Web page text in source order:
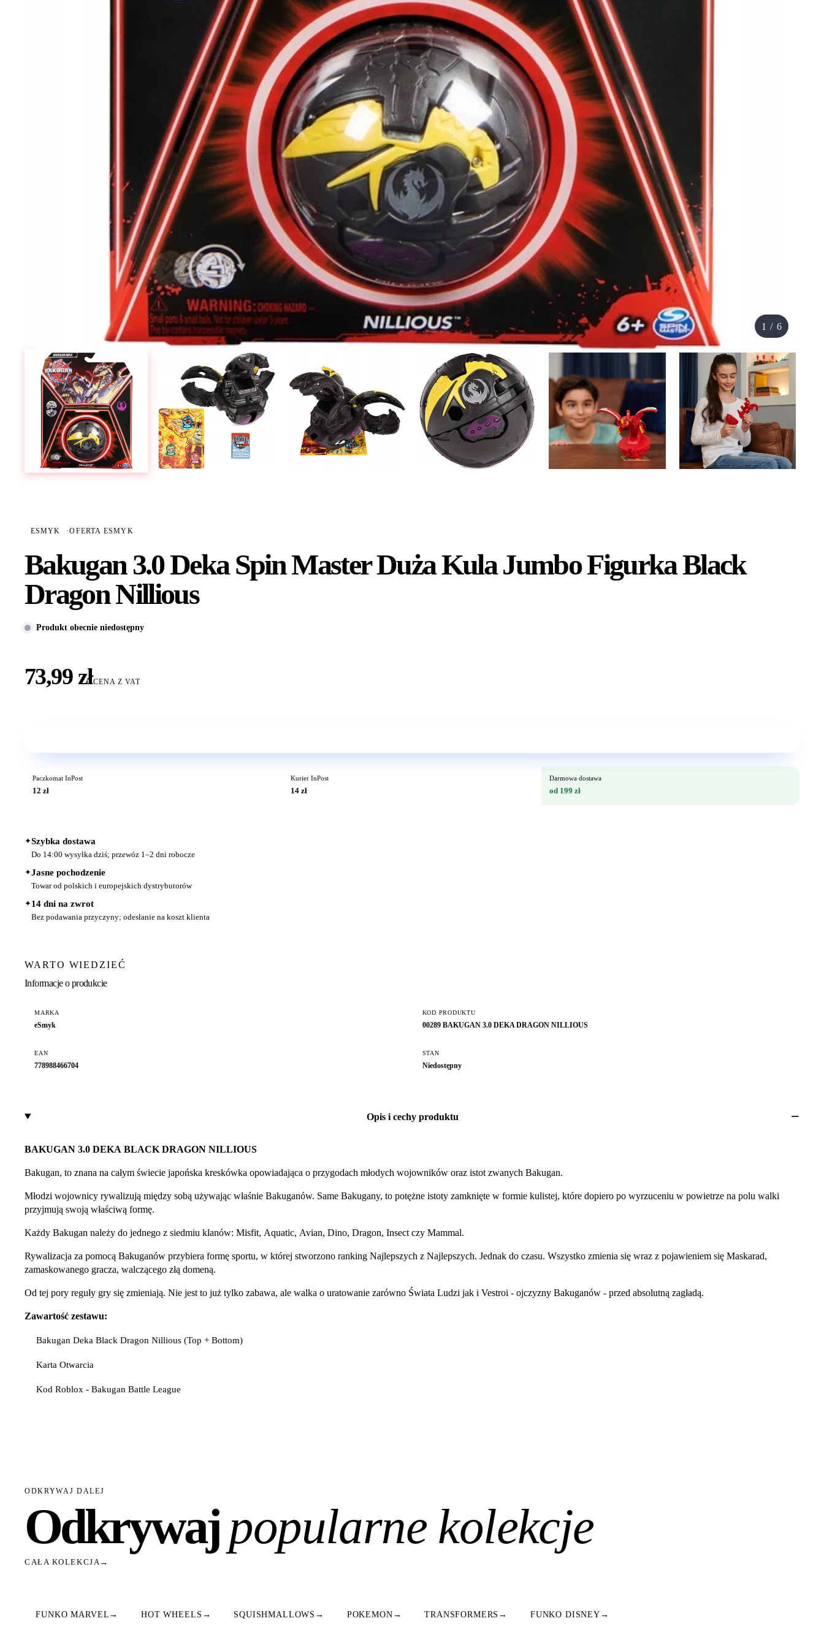
1 / 6
ESMYK ·OFERTA ESMYK
Bakugan 3.0 Deka Spin Master Duża Kula Jumbo Figurka Black
Dragon Nillious
Produkt obecnie niedostępny
73,99 złCENA Z VAT
Paczkomat InPost
12 zł
Kurier InPost
14 zł
Darmowa dostawa
od 199 zł
✦Szybka dostawa
Do 14:00 wysyłka dziś; przewóz 1–2 dni robocze
✦Jasne pochodzenie
Towar od polskich i europejskich dystrybutorów
✦14 dni na zwrot
Bez podawania przyczyny; odesłanie na koszt klienta
WARTO WIEDZIEĆ
Informacje o produkcie
MARKA
eSmyk
KOD PRODUKTU
00289 BAKUGAN 3.0 DEKA DRAGON NILLIOUS
EAN
778988466704
STAN
Niedostępny
Opis i cechy produktu
BAKUGAN 3.0 DEKA BLACK DRAGON NILLIOUS
Bakugan, to znana na całym świecie japońska kreskówka opowiadająca o przygodach młodych wojowników oraz istot zwanych Bakugan.
Młodzi wojownicy rywalizują między sobą używając właśnie Bakuganów. Same Bakugany, to potężne istoty zamknięte w formie kulistej, które dopiero po wyrzuceniu w powietrze na polu walki
przyjmują swoją właściwą formę.
Każdy Bakugan należy do jednego z siedmiu klanów: Misfit, Aquatic, Avian, Dino, Dragon, Insect czy Mammal.
Rywalizacja za pomocą Bakuganów przybiera formę sportu, w której stworzono ranking Najlepszych z Najlepszych. Jednak do czasu. Wszystko zmienia się wraz z pojawieniem się Maskarad,
zamaskowanego gracza, walczącego złą domeną.
Od tej pory reguły gry się zmieniają. Nie jest to już tylko zabawa, ale walka o uratowanie zarówno Świata Ludzi jak i Vestroi - ojczyzny Bakuganów - przed absolutną zagładą.
Zawartość zestawu:
Bakugan Deka Black Dragon Nillious (Top + Bottom)
Karta Otwarcia
Kod Roblox - Bakugan Battle League
ODKRYWAJ DALEJ
Odkrywaj popularne kolekcje
CAŁA KOLEKCJA→
FUNKO MARVEL → HOT WHEELS → SQUISHMALLOWS → POKEMON → TRANSFORMERS → FUNKO DISNEY →